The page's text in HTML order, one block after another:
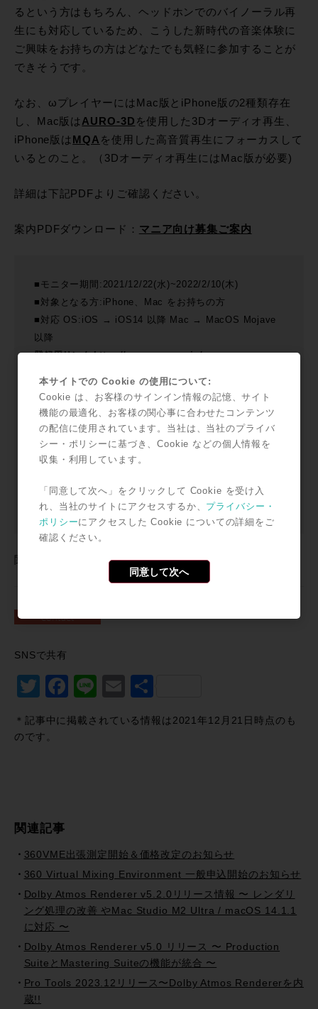
るという方はもちろん、ヘッドホンでのバイノーラル再
生にも対応しているため、こうした新時代の音楽体験に
ご興味をお持ちの方はどなたでも気軽に参加することが
できそうです。
なお、ωプレイヤーにはMac版とiPhone版の2種類存在
し、Mac版はAURO-3D を使用した3Dオーディオ再生、
iPhone版は MQA を使用した高音質再生にフォーカスして
いるとのこと。（3Dオーディオ再生にはMac版が必要)
詳細は下記PDFよりご確認ください。
案内PDFダウンロード： マニア向け募集ご案内
■モニター期間:2021/12/22(水)~2022/2/10(木)
■対象となる方:iPhone、Mac をお持ちの方
■対応 OS:iOS → iOS14 以降 Mac → MacOS Mojave
以降
登録用リンクhttps://eq.wowow.co.jp/enq-
※最終登録締め切り日は2022/1/28ですが、定員になると
募集を締め切ります。
※初回メールは、ご登録いただいたWEBアカウントのメ
ールアドレスへ12/22(水)にお送りする予定です。
※応募多数の場合、抽選とさせていただく場合がありま
代えさせていただきますので届かない場合は何卒ご容赦
関連リンク： https://corporate.wowow.co.jp/
SNSで共有
Twitter
Facebook
LineEmail
＊記事中に掲載されている情報は2021年12月21日時点のも
のです。
関連記事
360VME出張測定開始＆価格改定のお知らせ
360 Virtual Mixing Environment 一般申込開始のお知らせ
Dolby Atmos Renderer v5.2.0リリース情報 〜 レンダリ
ング処理の改善 やMac Studio M2 Ultra / macOS 14.1.1
に対応 〜
Dolby Atmos Renderer v5.0 リリース 〜 Production
SuiteとMastering Suiteの機能が統合 〜
Pro Tools 2023.12リリース〜Dolby Atmos Rendererを内
蔵!!
本サイトでの Cookie の使用について:
Cookie は、お客様のサインイン情報の記憶、サイト
機能の最適化、お客様の関心事に合わせたコンテンツ
の配信に使用されています。当社は、当社のプライバ
シー・ポリシーに基づき、Cookie などの個人情報を
収集・利用しています。
「同意して次へ」をクリックして Cookie を受け入
れ、当社のサイトにアクセスするか、 プライバシー・
ポリシーにアクセスした Cookie についての詳細をご
確認ください。
同意して次へ